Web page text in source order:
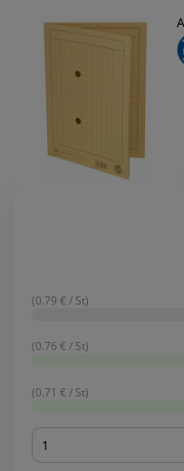
(0.79 € / St)
(0.76 € / St)
(0.71 € / St)
Menge